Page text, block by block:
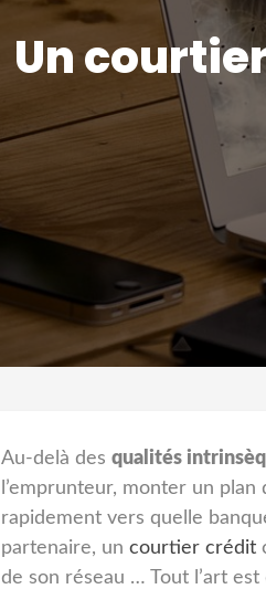
Un
Au-delà desqualités
l’emprunteur, monter un
rapidement vers quelle
partenaire, uncourtier crédit
de son réseau … Tout l’art